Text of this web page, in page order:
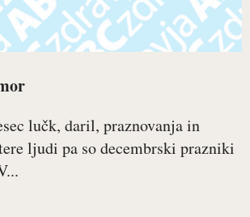
lučk, daril, praznovanja in
ljudi pa so decembrski prazniki